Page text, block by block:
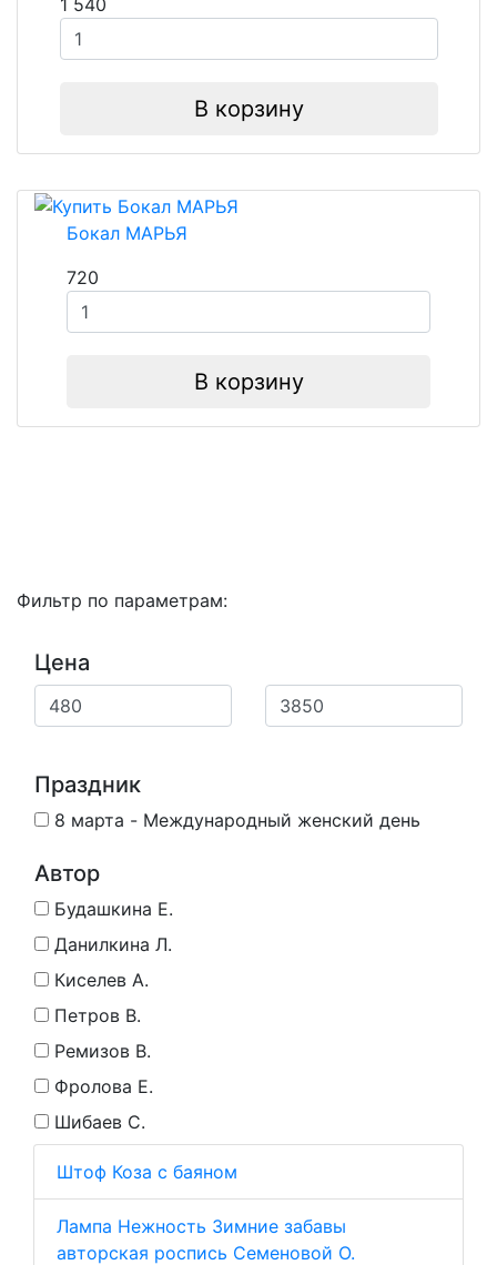
1 540
В корзину
Бокал МАРЬЯ
720
В корзину
Фильтр по параметрам:
Цена
Праздник
8 марта - Международный женский день
Автор
Будашкина Е.
Данилкина Л.
Киселев А.
Петров В.
Ремизов В.
Фролова Е.
Шибаев С.
Штоф Коза с баяном
Лампа Нежность Зимние забавы
авторская роспись Семеновой О.